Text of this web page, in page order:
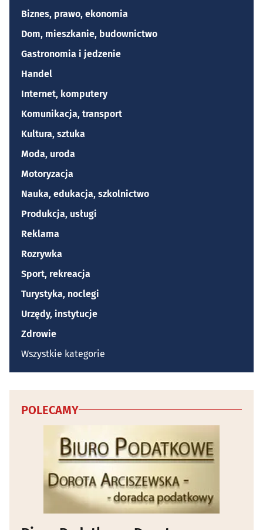
Biznes, prawo, ekonomia
Dom, mieszkanie, budownictwo
Gastronomia i jedzenie
Handel
Internet, komputery
Komunikacja, transport
Kultura, sztuka
Moda, uroda
Motoryzacja
Nauka, edukacja, szkolnictwo
Produkcja, usługi
Reklama
Rozrywka
Sport, rekreacja
Turystyka, noclegi
Urzędy, instytucje
Zdrowie
Wszystkie kategorie
POLECAMY